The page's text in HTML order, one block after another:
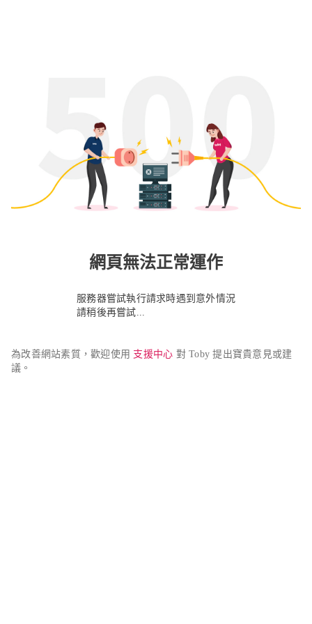
網頁無法正常運作
服務器嘗試執行請求時遇到意外情況
請稍後再嘗試...
為改善網站素質，歡迎使用 支援中心 對 Toby 提出寶貴意見或建
議。